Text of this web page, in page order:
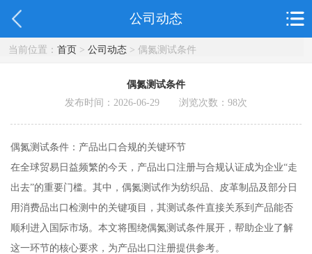
公司动态
当前位置： 首页> 公司动态> 偶氮测试条件
偶氮测试条件
发布时间：2026-06-29 浏览次数： 98次
偶氮测试条件：产品出口合规的关键环节
在全球贸易日益频繁的今天，产品出口注册与合规认证成为企业“走
出去”的重要门槛。其中，偶氮测试作为纺织品、皮革制品及部分日
用消费品出口检测中的关键项目，其测试条件直接关系到产品能否
顺利进入国际市场。本文将围绕偶氮测试条件展开，帮助企业了解
这一环节的核心要求，为产品出口注册提供参考。